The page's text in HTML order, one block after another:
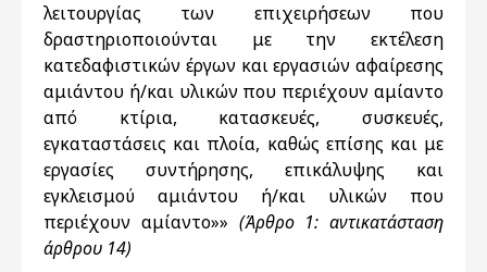
λειτουργίας των επιχειρήσεων που
δραστηριοποιούνται με την εκτέλεση
κατεδαφιστικών έργων και εργασιών αφαίρεσης
αμιάντου ή/και υλικών που περιέχουν αμίαντο
από κτίρια, κατασκευές, συσκευές,
εγκαταστάσεις και πλοία, καθώς επίσης και με
εργασίες συντήρησης, επικάλυψης και
εγκλεισμού αμιάντου ή/και υλικών που
περιέχουν αμίαντο»» (Άρθρο 1: αντικατάσταση
άρθρου 14)